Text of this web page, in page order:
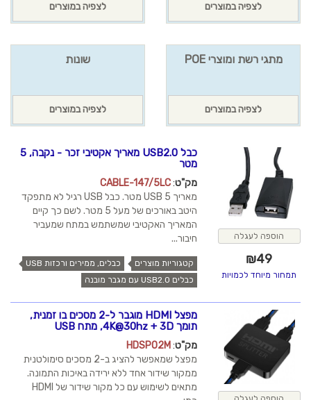
לצפיה במוצרים לצפיה במוצרים
מתגי רשת ומוצרי POE
לצפיה במוצרים
שונות
לצפיה במוצרים
הוספה לעגלה
₪49
תמחור מיוחד לכמויות
כבל USB2.0 מאריך אקטיבי זכר - נקבה, 5
מטר
מק"ט:
CABLE-147/5LC
מאריך USB 5 מטר. כבל USB רגיל לא מתפקד
היטב באורכים של מעל 5 מטר. לשם כך קיים
המאריך האקטיבי שמשתמש במתח שמעביר
חיבור...
קטגוריות מוצרים
כבלים, ממירים ורכזות USB
כבלים USB2.0 עם מגבר מובנה
מפצל HDMI מוגבר ל-2 מסכים בו זמנית,
תומך 4K@30hz + 3D, מתח USB
מק"ט:
HDSP02M
מפצל שמאפשר להציג ב-2 מסכים סימולטנית
ממקור שידור אחד ללא ירידה באיכות התמונה.
מתאים לשימוש עם כל מקור שידור של HDMI